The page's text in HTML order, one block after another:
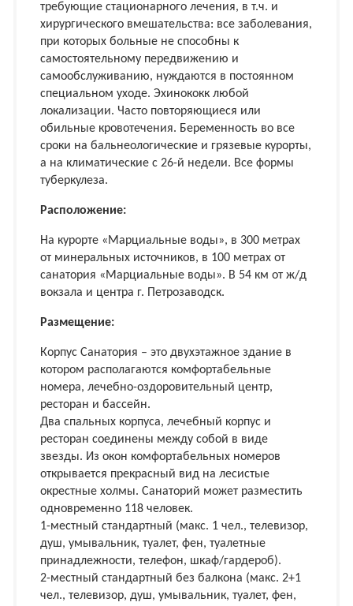
требующие стационарного лечения, в т.ч. и
хирургического вмешательства: все заболевания,
при которых больные не способны к
самостоятельному передвижению и
самообслуживанию, нуждаются в постоянном
специальном уходе. Эхинококк любой
локализации. Часто повторяющиеся или
обильные кровотечения. Беременность во все
сроки на бальнеологические и грязевые курорты,
а на климатические с 26-й недели. Все формы
туберкулеза.
Расположение:
На курорте «Марциальные воды», в 300 метрах
от минеральных источников, в 100 метрах от
санатория «Марциальные воды». В 54 км от ж/д
вокзала и центра г. Петрозаводск.
Размещение:
Корпус Санатория – это двухэтажное здание в
котором располагаются комфортабельные
номера, лечебно-оздоровительный центр,
ресторан и бассейн.
Два спальных корпуса, лечебный корпус и
ресторан соединены между собой в виде
звезды. Из окон комфортабельных номеров
открывается прекрасный вид на лесистые
окрестные холмы. Санаторий может разместить
одновременно 118 человек.
1-местный стандартный (макс. 1 чел., телевизор,
душ, умывальник, туалет, фен, туалетные
принадлежности, телефон, шкаф/гардероб).
2-местный стандартный без балкона (макс. 2+1
чел., телевизор, душ, умывальник, туалет, фен,